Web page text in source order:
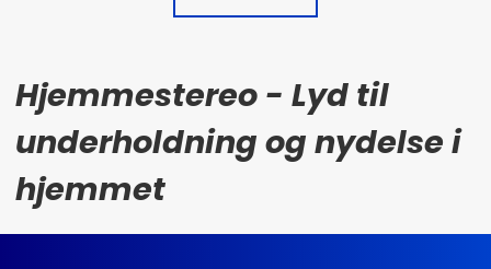
Hjemmestereo - Lyd til
underholdning og nydelse i
hjemmet